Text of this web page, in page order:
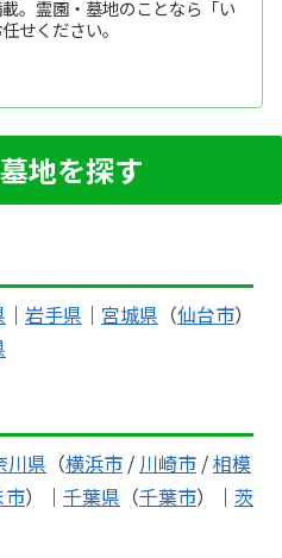
。霊園・墓地のことなら「い
せください。
地を探す
｜ 岩手県 ｜ 宮城県 （仙台市）
川県 （横浜市 / 川崎市 /相模
市）｜ 千葉県 （千葉市）｜ 茨